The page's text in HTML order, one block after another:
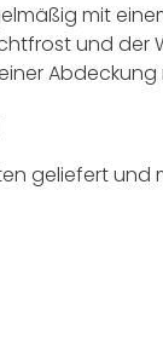
mit
und der
geliefert